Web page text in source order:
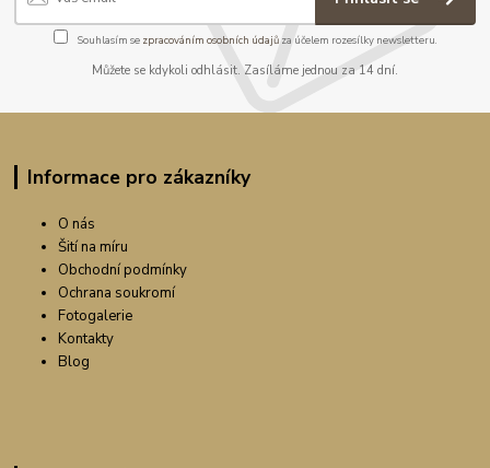
Souhlasím se zpracováním osobních údajůza účelem rozesílky newsletteru.
Můžete se kdykoli odhlásit. Zasíláme jednou za 14 dní.
Informace pro zákazníky
O nás
Šití na míru
Obchodní podmínky
Ochrana soukromí
Fotogalerie
Kontakty
Blog